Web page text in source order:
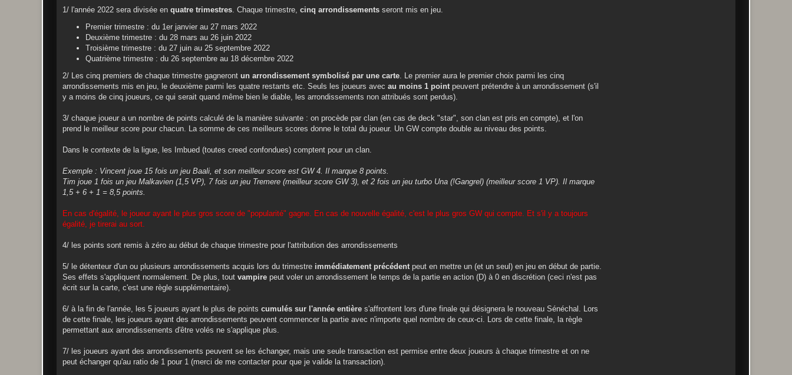
1/ l'année 2022 sera divisée en quatre trimestres. Chaque trimestre, cinq arrondissements seront mis en jeu.
Premier trimestre : du 1er janvier au 27 mars 2022
Deuxième trimestre : du 28 mars au 26 juin 2022
Troisième trimestre : du 27 juin au 25 septembre 2022
Quatrième trimestre : du 26 septembre au 18 décembre 2022
2/ Les cinq premiers de chaque trimestre gagneront un arrondissement symbolisé par une carte. Le premier aura le premier choix parmi les cinq
arrondissements mis en jeu, le deuxième parmi les quatre restants etc. Seuls les joueurs avec au moins 1 pointpeuvent prétendre à un arrondissement (s'il
y a moins de cinq joueurs, ce qui serait quand même bien le diable, les arrondissements non attribués sont perdus).
3/ chaque joueur a un nombre de points calculé de la manière suivante : on procède par clan (en cas de deck "star", son clan est pris en compte), et l'on
prend le meilleur score pour chacun. La somme de ces meilleurs scores donne le total du joueur. Un GW compte double au niveau des points.
Dans le contexte de la ligue, les Imbued (toutes creed confondues) comptent pour un clan.
Exemple : Vincent joue 15 fois un jeu Baali, et son meilleur score est GW 4. Il marque 8 points.
Tim joue 1 fois un jeu Malkavien (1,5 VP), 7 fois un jeu Tremere (meilleur score GW 3), et 2 fois un jeu turbo Una (!Gangrel) (meilleur score 1 VP). Il marque
1,5 + 6 + 1 = 8,5 points.
En cas d'égalité, le joueur ayant le plus gros score de "popularité" gagne. En cas de nouvelle égalité, c'est le plus gros GW qui compte. Et s'il y a toujours
égalité, je tirerai au sort.
4/ les points sont remis à zéro au début de chaque trimestre pour l'attribution des arrondissements
5/ le détenteur d'un ou plusieurs arrondissements acquis lors du trimestre immédiatement précédentpeut en mettre un (et un seul) en jeu en début de partie.
Ses effets s'appliquent normalement. De plus, tout vampire peut voler un arrondissement le temps de la partie en action (D) à 0 en discrétion (ceci n'est pas
écrit sur la carte, c'est une règle supplémentaire).
6/ à la fin de l'année, les 5 joueurs ayant le plus de points cumulés sur l'année entière s'affrontent lors d'une finale qui désignera le nouveau Sénéchal. Lors
de cette finale, les joueurs ayant des arrondissements peuvent commencer la partie avec n'importe quel nombre de ceux-ci. Lors de cette finale, la règle
permettant aux arrondissements d'être volés ne s'applique plus.
7/ les joueurs ayant des arrondissements peuvent se les échanger, mais une seule transaction est permise entre deux joueurs à chaque trimestre et on ne
peut échanger qu'au ratio de 1 pour 1 (merci de me contacter pour que je valide la transaction).